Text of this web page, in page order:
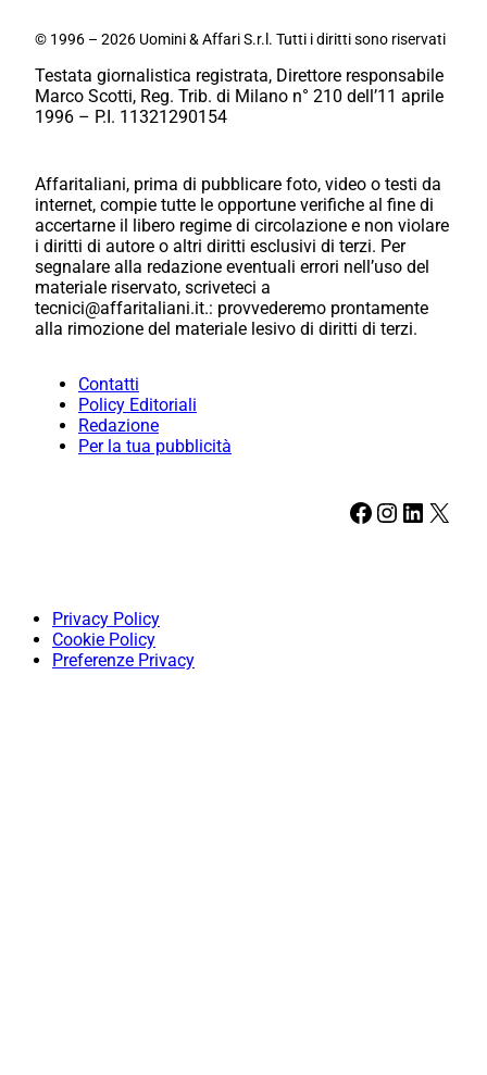
© 1996 – 2026 Uomini & Affari S.r.l. Tutti i diritti sono riservati
Testata giornalistica registrata, Direttore responsabile
Marco Scotti, Reg. Trib. di Milano n° 210 dell’11 aprile
1996 – P.I. 11321290154
Affaritaliani, prima di pubblicare foto, video o testi da
internet, compie tutte le opportune verifiche al fine di
accertarne il libero regime di circolazione e non violare
i diritti di autore o altri diritti esclusivi di terzi. Per
segnalare alla redazione eventuali errori nell’uso del
materiale riservato, scriveteci a
tecnici@affaritaliani.it.: provvederemo prontamente
alla rimozione del materiale lesivo di diritti di terzi.
Contatti
Policy Editoriali
Redazione
Per la tua pubblicità
Facebook Instagram LinkedIn X
Privacy Policy
Cookie Policy
Preferenze Privacy